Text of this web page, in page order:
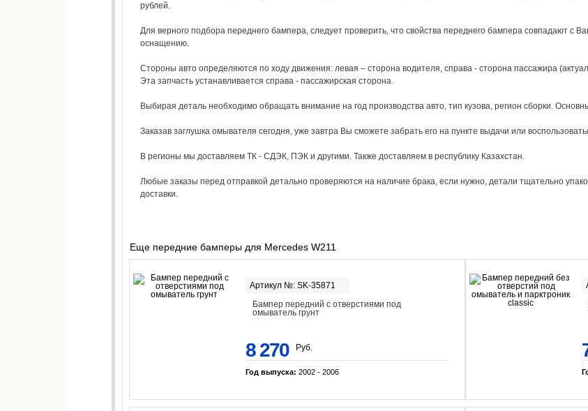
рублей.
Для верного подбора переднего бампера, следует проверить, что свойства переднего бампера совпадают с
оснащению.
Стороны авто определяются по ходу движения: левая – сторона водителя, справа - сторона пассажира
Эта запчасть устанавливается справа - пассажирская сторона.
Выбирая деталь необходимо обращать внимание на год производства авто, тип кузова, регион сборки.
Заказав заглушка омывателя сегодня, уже завтра Вы сможете забрать его на пункте выдачи или
В регионы мы доставляем ТК - СДЭК, ПЭК и другими. Также доставляем в республику Казахстан.
Любые заказы перед отправкой детально проверяются на наличие брака, если нужно, детали тщательно
доставки.
Еще передние бамперы для Mercedes W211
Артикул №: SK-35871
Бампер передний с отверстиями под
омыватель грунт
8 270 Руб.
Год выпуска: 2002 - 2006